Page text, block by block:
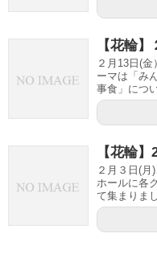
【花輪
２月13日(
ーマは「み
事食」につ
【花輪
２月３日(月
ホールに各
て集まりま